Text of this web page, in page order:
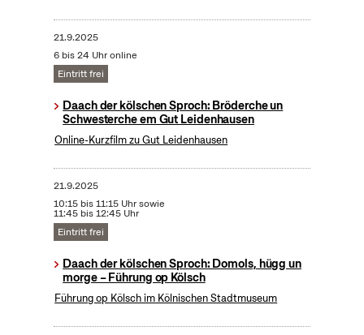
21.9.2025
6 bis 24 Uhr online
Eintritt frei
Daach der kölschen Sproch: Bröderche un
Schwesterche em Gut Leidenhausen
Online-Kurzfilm zu Gut Leidenhausen
21.9.2025
10:15 bis 11:15 Uhr sowie
11:45 bis 12:45 Uhr
Eintritt frei
Daach der kölschen Sproch: Domols, hügg un
morge – Führung op Kölsch
Führung op Kölsch im Kölnischen Stadtmuseum